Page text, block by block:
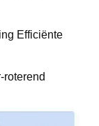
Efficiënte